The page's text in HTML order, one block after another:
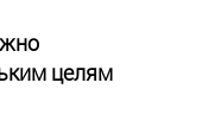
целям